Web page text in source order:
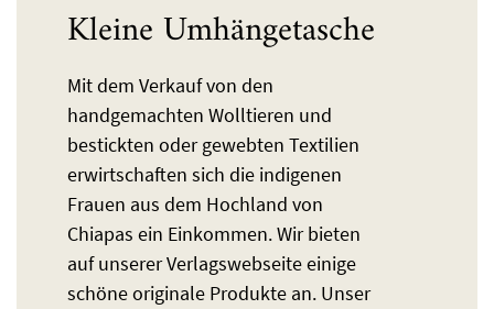
Kleine Umhängetasche
Mit dem Verkauf von den
handgemachten Wolltieren und
bestickten oder gewebten Textilien
erwirtschaften sich die indigenen
Frauen aus dem Hochland von
Chiapas ein Einkommen. Wir bieten
auf unserer Verlagswebseite einige
schöne originale Produkte an. Unser